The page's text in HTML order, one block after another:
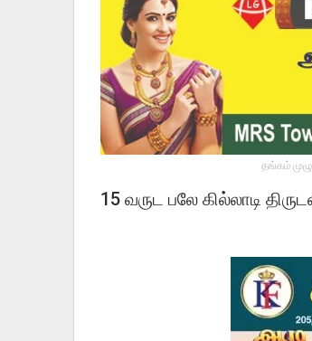
தங்கம்
15 வருட பலே கில்லாடி